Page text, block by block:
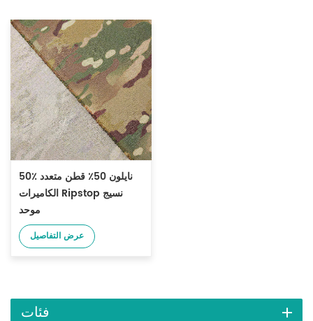
50٪ نايلون 50٪ قطن متعدد
الكاميرات Ripstop نسيج
موحد
عرض التفاصيل
فئات